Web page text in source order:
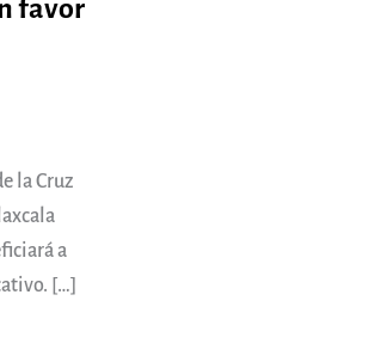
favor
la Cruz
a
[…]